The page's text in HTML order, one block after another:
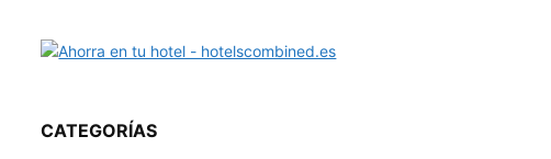
CATEGORÍAS